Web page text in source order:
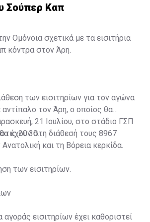
Σούπερ Καπ
Ομόνοια σχετικά με τα εισιτήρια
κόντρα στον Άρη.
των εισιτηρίων για τον αγώνα
αντίπαλο τον Άρη, ο οποίος θα
21 Ιουλίου, στο στάδιο ΓΣΠ
20:30.
έχουν στη διάθεσή τους 8967
Ανατολική και τη Βόρεια κερκίδα.
των εισιτηρίων.
εισιτηρίων έχει καθοριστεί